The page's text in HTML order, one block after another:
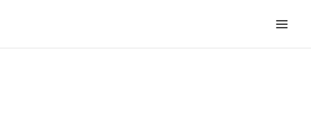
konten